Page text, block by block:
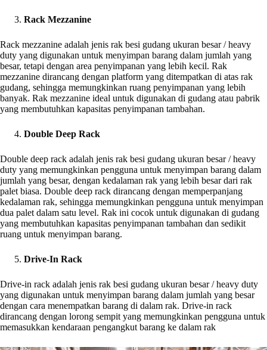
Rack Mezzanine
Rack mezzanine adalah jenis rak besi gudang ukuran besar / heavy
duty yang digunakan untuk menyimpan barang dalam jumlah yang
besar, tetapi dengan area penyimpanan yang lebih kecil. Rak
mezzanine dirancang dengan platform yang ditempatkan di atas rak
gudang, sehingga memungkinkan ruang penyimpanan yang lebih
banyak. Rak mezzanine ideal untuk digunakan di gudang atau pabrik
yang membutuhkan kapasitas penyimpanan tambahan.
Double Deep Rack
Double deep rack adalah jenis rak besi gudang ukuran besar / heavy
duty yang memungkinkan pengguna untuk menyimpan barang dalam
jumlah yang besar, dengan kedalaman rak yang lebih besar dari rak
palet biasa. Double deep rack dirancang dengan memperpanjang
kedalaman rak, sehingga memungkinkan pengguna untuk menyimpan
dua palet dalam satu level. Rak ini cocok untuk digunakan di gudang
yang membutuhkan kapasitas penyimpanan tambahan dan sedikit
ruang untuk menyimpan barang.
Drive-In Rack
Drive-in rack adalah jenis rak besi gudang ukuran besar / heavy duty
yang digunakan untuk menyimpan barang dalam jumlah yang besar
dengan cara menempatkan barang di dalam rak. Drive-in rack
dirancang dengan lorong sempit yang memungkinkan pengguna untuk
memasukkan kendaraan pengangkut barang ke dalam rak